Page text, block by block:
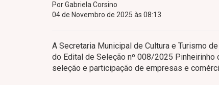
Por Gabriela Corsino
04 de Novembro de 2025 às 08:13
A Secretaria Municipal de Cultura e Turismo
do Edital de Seleção nº 008/2025
seleção e participação de empresas e